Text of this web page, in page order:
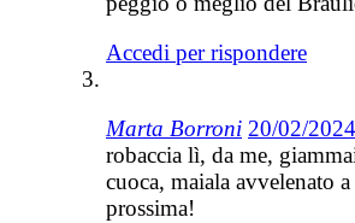
Accedi per rispondere
Marta Borroni 20/02/2024
robaccia lì, da me,
cuoca, maiala avvelenato
prossima!